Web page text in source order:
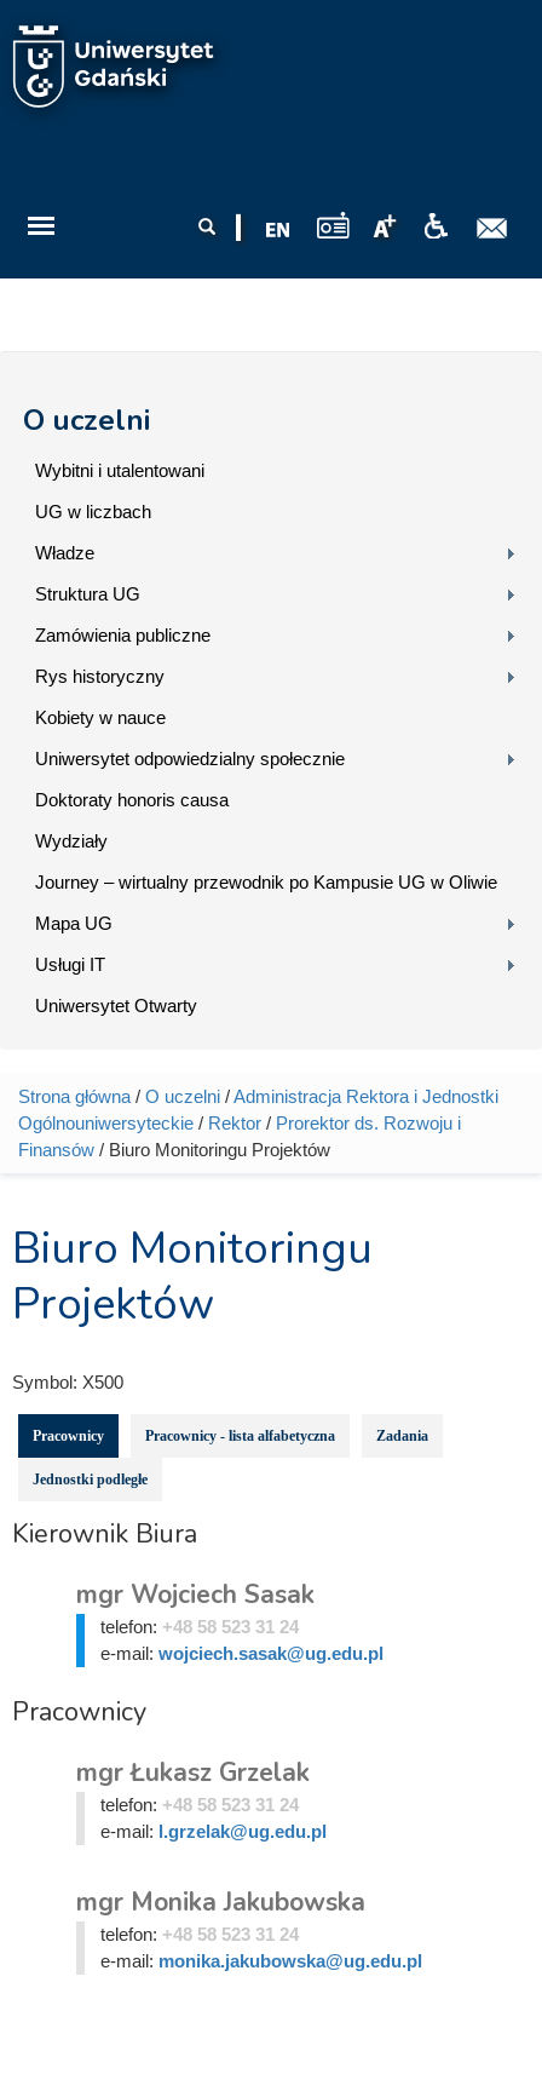
wyszukiwania
O uczelni
Wybitni i utalentowani
UG w liczbach
Władze
Struktura UG
Zamówienia publiczne
Rys historyczny
Kobiety w nauce
Uniwersytet odpowiedzialny społecznie
Doktoraty honoris causa
Wydziały
Journey – wirtualny przewodnik po Kampusie UG w Oliwie
Mapa UG
Usługi IT
Uniwersytet Otwarty
Jesteś tutaj
Strona główna / O uczelni /Administracja Rektora i Jednostki
Ogólnouniwersyteckie / Rektor / Prorektor ds. Rozwoju i
Finansów / Biuro Monitoringu Projektów
Biuro Monitoringu
Projektów
Symbol: X500
Pracownicy Pracownicy - lista alfabetyczna Zadania
Jednostki podległe
Kierownik Biura
mgr Wojciech Sasak
telefon: +48 58 523 31 24
e-mail: wojciech.sasak@ug.edu.pl
Pracownicy
mgr Łukasz Grzelak
telefon: +48 58 523 31 24
e-mail: l.grzelak@ug.edu.pl
mgr Monika Jakubowska
telefon: +48 58 523 31 24
e-mail: monika.jakubowska@ug.edu.pl